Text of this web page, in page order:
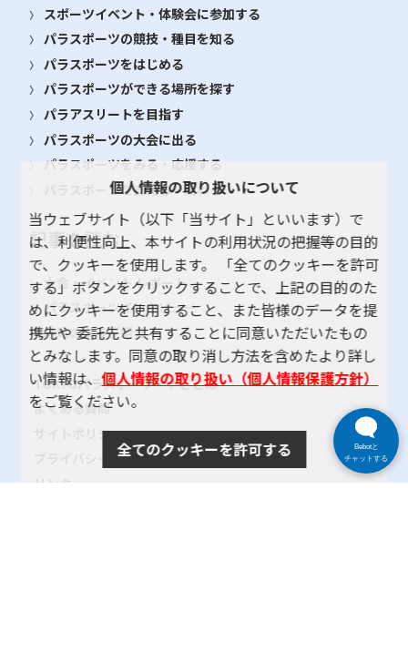
スポーツイベント・体験会に参加する
パラスポーツの競技・種目を知る
パラスポーツをはじめる
パラスポーツができる場所を探す
パラアスリートを目指す
パラスポーツの大会に出る
パラスポーツをみる・応援する
パラスポーツを支える・関わる
記事を読む
大会・イベント レポート
パラスポーツインタビュー
地域のクラブ紹介
TOKYOパラスポーツ・ナビとは
よくある質問
サイトポリシー
プライバシーポリシー
リンク
個人情報の取り扱いについて
当ウェブサイト（以下「当サイト」といいます）で
は、利便性向上、本サイトの利用状況の把握等の目的
で、クッキーを使用します。 「全てのクッキーを許可
する」ボタンをクリックすることで、上記の目的のた
めにクッキーを使用すること、また皆様のデータを提
携先や 委託先と共有することに同意いただいたもの
とみなします。同意の取り消し方法を含めたより詳し
い情報は、個人情報の取り扱い（個人情報保護方針）
をご覧ください。
全てのクッキーを許可する
Bebotと
チャットする